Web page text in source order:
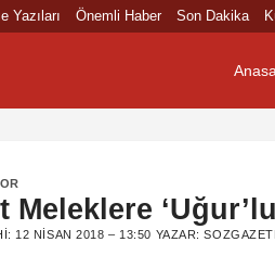
Yazıları Önemli Haber Son Dakika
Meleklere
12 NISAN 2018 – 13:50 YAZAR: